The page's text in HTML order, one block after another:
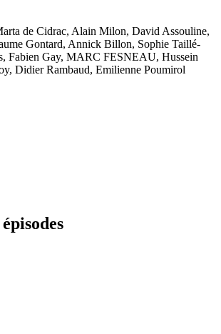
de Cidrac, Alain Milon, David Assouline,
Gontard, Annick Billon, Sophie Taillé-
Fabien Gay, MARC FESNEAU, Hussein
Didier Rambaud, Emilienne Poumirol